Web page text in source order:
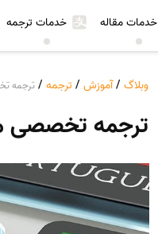
خدمات مقاله خدمات ترجمه
وبلاگ /آموزش / ترجمه / ترجمه
ترجمه تخصصی